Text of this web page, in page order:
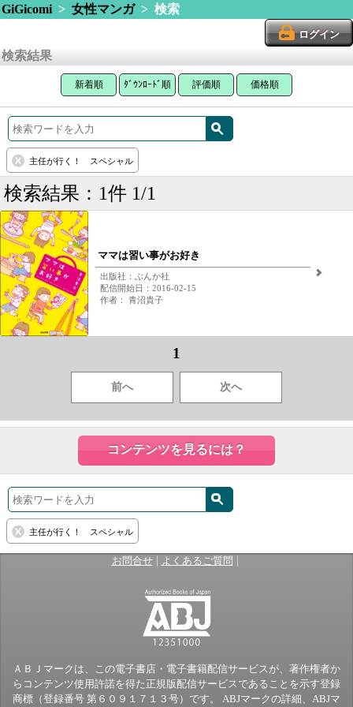
GiGicomi> 女性マンガ> 検索
ログイン
検索結果
新着順 ﾀﾞｳﾝﾛｰﾄﾞ順 評価順 価格順
主任が行く！ スペシャル
検索結果：1件 1/1
ママは習い事がお好き
出版社：ぶんか社
配信開始日：2016-02-15
作者： 青沼貴子
1
前へ 次へ
コンテンツを見るには？
主任が行く！ スペシャル
お問合せ| よくあるご質問 |
ＡＢＪマークは、この電子書店・電子書籍配信サービスが、著作権者か
らコンテンツ使用許諾を得た正規版配信サービスであることを示す登録
商標（登録番号 第６０９１７１３号）です。 ABJマークの詳細、ABJマ